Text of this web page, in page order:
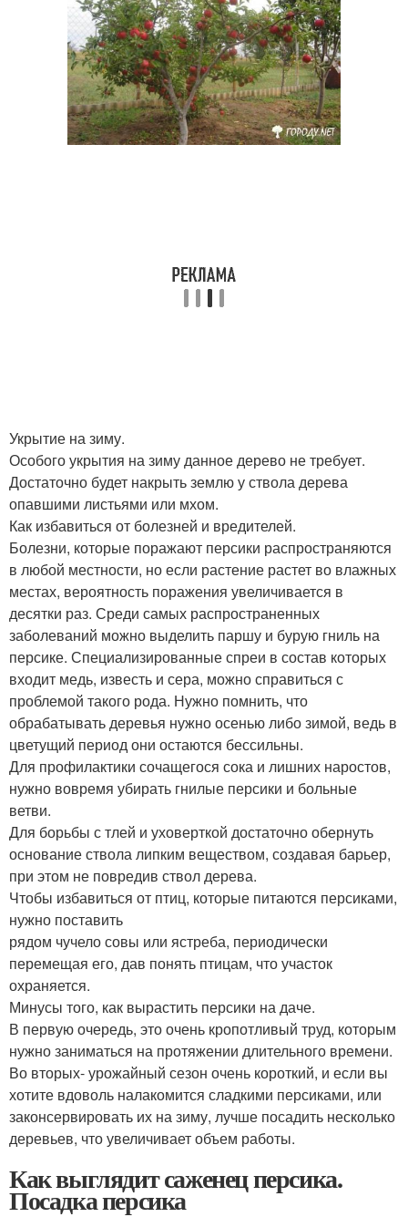
Укрытие на зиму.
Особого укрытия на зиму данное дерево не требует.
Достаточно будет накрыть землю у ствола дерева
опавшими листьями или мхом.
Как избавиться от болезней и вредителей.
Болезни, которые поражают персики распространяются
в любой местности, но если растение растет во влажных
местах, вероятность поражения увеличивается в
десятки раз. Среди самых распространенных
заболеваний можно выделить паршу и бурую гниль на
персике. Специализированные спреи в состав которых
входит медь, известь и сера, можно справиться с
проблемой такого рода. Нужно помнить, что
обрабатывать деревья нужно осенью либо зимой, ведь в
цветущий период они остаются бессильны.
Для профилактики сочащегося сока и лишних наростов,
нужно вовремя убирать гнилые персики и больные
ветви.
Для борьбы с тлей и уховерткой достаточно обернуть
основание ствола липким веществом, создавая барьер,
при этом не повредив ствол дерева.
Чтобы избавиться от птиц, которые питаются персиками,
нужно поставить
рядом чучело совы или ястреба, периодически
перемещая его, дав понять птицам, что участок
охраняется.
Минусы того, как вырастить персики на даче.
В первую очередь, это очень кропотливый труд, которым
нужно заниматься на протяжении длительного времени.
Во вторых- урожайный сезон очень короткий, и если вы
хотите вдоволь налакомится сладкими персиками, или
законсервировать их на зиму, лучше посадить несколько
деревьев, что увеличивает объем работы.
Как выглядит саженец персика.
Посадка персика